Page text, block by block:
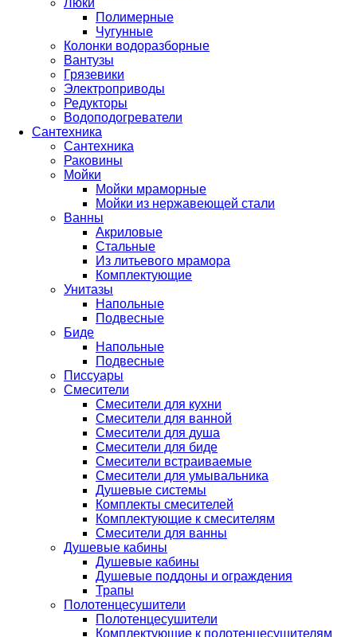
Люки
Полимерные
Чугунные
Колонки водоразборные
Вантузы
Грязевики
Электроприводы
Редукторы
Водоподогреватели
Сантехника
Сантехника
Раковины
Мойки
Мойки мраморные
Мойки из нержавеющей стали
Ванны
Акриловые
Стальные
Из литьевого мрамора
Комплектующие
Унитазы
Напольные
Подвесные
Биде
Напольные
Подвесные
Писсуары
Смесители
Смесители для кухни
Смесители для ванной
Смесители для душа
Смесители для биде
Смесители встраиваемые
Смесители для умывальника
Душевые системы
Комплекты смесителей
Комплектующие к смесителям
Смесители для ванны
Душевые кабины
Душевые кабины
Душевые поддоны и ограждения
Трапы
Полотенцесушители
Полотенцесушители
Комплектующие к полотенцесушителям